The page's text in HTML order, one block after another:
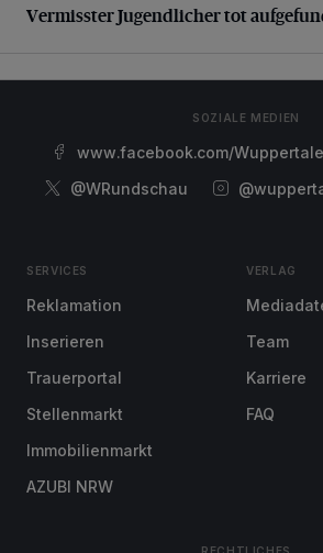
Vermisster Jugendlicher tot
SOZIALE MEDIEN
www.facebook.com/
@WRundschau
SERVICES
Reklamation
Inserieren
Trauerportal
Stellenmarkt
Immobilienmarkt
AZUBI NRW
VERLAG
Team
Karriere
FAQ